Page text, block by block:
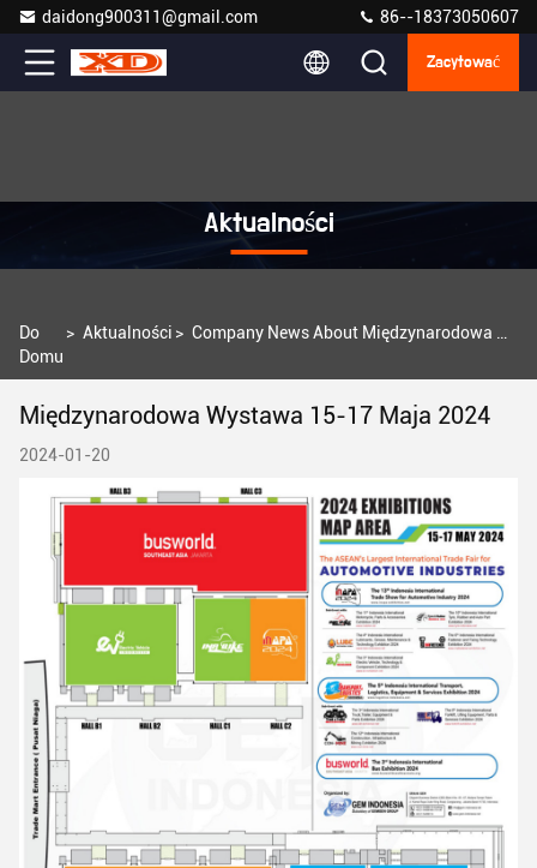
daidong900311@gmail.com 86--18373050607
Zacytować
Aktualności
Do
Domu
> Aktualności >
Międzynarodowa Wystawa 15-17 Maja 2024
2024-01-20